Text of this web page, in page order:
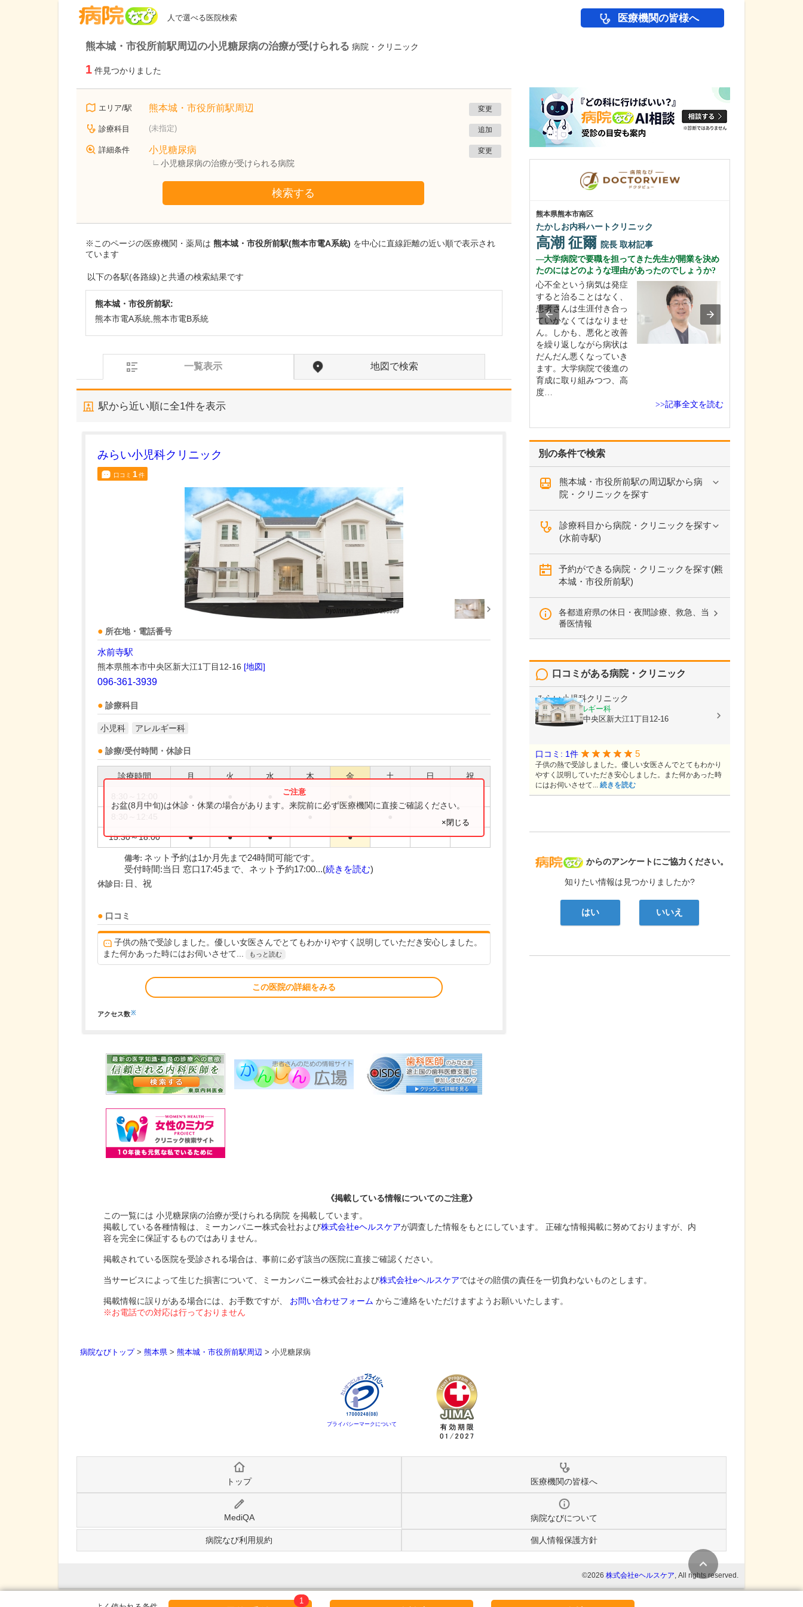
人で選べる医院検索 医療機関の皆様へ
熊本城・市役所前駅周辺の小児糖尿病の治療が受けられる 病院・クリニック
1 件見つかりました
エリア/駅 熊本城・市役所前駅周辺 変更
診療科目 (未指定) 追加
詳細条件 小児糖尿病
小児糖尿病の治療が受けられる病院
変更
検索する
※このページの医療機関・薬局は 熊本城・市役所前駅(熊本市電A系統) を中心に直線距離の近い順で表示され
ています
以下の各駅(各路線)と共通の検索結果です
熊本城・市役所前駅:
熊本市電A系統,熊本市電B系統
一覧表示 地図で検索
駅から近い順に全1件を表示
みらい小児科クリニック
口コミ 1件
所在地・電話番号
水前寺駅
熊本県熊本市中央区新大江1丁目12-16 [地図]
096-361-3939
診療科目
小児科 アレルギー科
診療/受付時間・休診日
診療時間 月 火 水 木 金 土 日 祝
15:30～18:00 ● ● ● ●
お盆(8月中旬)は休診・休業の場合があります。来院前に必ず医療機関に直接ご確認ください。
×閉じる
備考: ネット予約は1か月先まで24時間可能です。
受付時間:当日 窓口17:45まで、ネット予約17:00...(続きを読む)
休診日: 日、祝
口コミ
子供の熱で受診しました。優しい女医さんでとてもわかりやすく説明していただき安心しました。
また何かあった時にはお伺いさせて...
もっと読む
この医院の詳細をみる
アクセス数※
別の条件で検索
熊本城・市役所前駅の周辺駅から病
院・クリニックを探す
診療科目から病院・クリニックを探す
(水前寺駅)
予約ができる病院・クリニックを探す(熊
本城・市役所前駅)
各都道府県の休日・夜間診療、救急、当
番医情報
病院なび
からのアンケートにご協力ください。
知りたい情報は見つかりましたか?
はい いいえ
口コミがある病院・クリニック
みらい小児科クリニック
小児科, アレルギー科
熊本県熊本市中央区新大江1丁目12-16
口コミ: 1件 5
子供の熱で受診しました。優しい女医さんでとてもわかり
やすく説明していただき安心しました。また何かあった時
にはお伺いさせて... 続きを読む
熊本県熊本市南区
たかしお内科ハートクリニック
高潮 征爾 院長 取材記事
大学病院で要職を担ってきた先生が開業を決め
たのにはどのような理由があったのでしょうか?
心不全という病気は発症
すると治ることはなく、
患者さんは生涯付き合っ
ていかなくてはなりませ
ん。しかも、悪化と改善
を繰り返しながら病状は
だんだん悪くなっていき
ます。大学病院で後進の
育成に取り組みつつ、高
度…
>>記事全文を読む
百合が丘すみれクリニック
松浦 健太郎院長取材記事
ものなので、適切な診断
や治療を行うために聞き
逃さないように注意して
います…
《掲載している情報についてのご注意》
この一覧には 小児糖尿病の治療が受けられる病院 を掲載しています。
掲載している各種情報は、ミーカンパニー株式会社および株式会社eヘルスケアが調査した情報をもとにしています。 正確な情報掲載に努めておりますが、内
容を完全に保証するものではありません。
掲載されている医院を受診される場合は、事前に必ず該当の医院に直接ご確認ください。
当サービスによって生じた損害について、ミーカンパニー株式会社および株式会社eヘルスケアではその賠償の責任を一切負わないものとします。
掲載情報に誤りがある場合には、お手数ですが、 お問い合わせフォーム からご連絡をいただけますようお願いいたします。
※お電話での対応は行っておりません
病院なびトップ> 熊本県 > 熊本城・市役所前駅周辺 > 小児糖尿病
プライバシーマークについて
トップ 医療機関の皆様へ
MediQA 病院なびについて
病院なび利用規約 個人情報保護方針
©2026 株式会社eヘルスケア, All rights reserved.
1